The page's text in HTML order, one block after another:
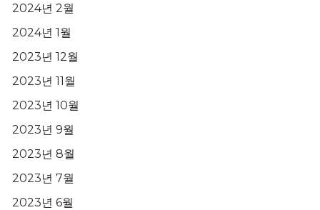
2024년 2월
2024년 1월
2023년 12월
2023년 11월
2023년 10월
2023년 9월
2023년 8월
2023년 7월
2023년 6월